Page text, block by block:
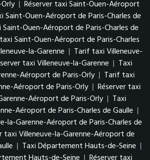
| Réserver taxi Saint-Ouen-Aéroport
Saint-Ouen-Aéroport de Paris-Charles de
Ouen-Aéroport de Paris-Charles de
Saint-Ouen-Aéroport de Paris-Charles
la-Garenne | Tarif taxi Villeneuve-
taxi Villeneuve-la-Garenne | Taxi
Aéroport de Paris-Orly | Tarif taxi
Aéroport de Paris-Orly | Réserver taxi
Aéroport de Paris-Orly | Taxi
Aéroport de Paris-Charles de Gaulle |
la-Garenne-Aéroport de Paris-Charles de
taxi Villeneuve-la-Garenne-Aéroport de
| Taxi Département Hauts-de-Seine |